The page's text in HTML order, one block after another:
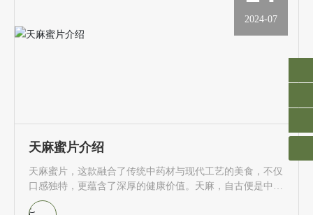
天麻蜜片介绍
天麻蜜片，这款融合了传统中药材与现代工艺的美食，不仅
口感独特，更蕴含了深厚的健康价值。天麻，自古便是中医
推崇的珍贵药材，具有平肝息风、祛风止痛的功效。而蜂
2024-07